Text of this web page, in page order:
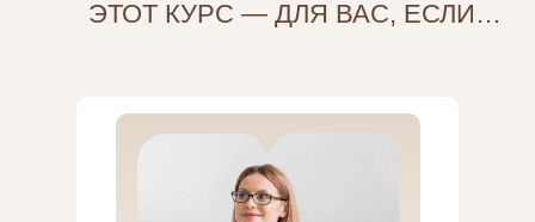
ЭТОТ КУРС — ДЛЯ ВАС, ЕСЛИ…